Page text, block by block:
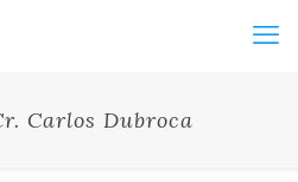
Carlos Dubroca